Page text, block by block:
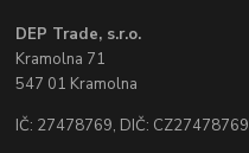
DEP Trade, s.r.o.
Kramolna 71
547 01 Kramolna
IČ: 27478769, DIČ: CZ27478769